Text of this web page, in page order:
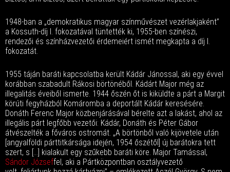
1948-ban a „demokratikus magyar színművészet vezérlakjaként”
a Kossuth-díj I. fokozatával tüntették ki, 1955-ben színészi,
rendezői és színházvezetői érdemeiért ismét megkapta a díj I.
fokozatát.
1955 táján baráti kapcsolatba került Kádár Jánossal, aki egy évvel
korábban szabadult Rákosi börtönéből. Kádárt Major még az
illegalitás éveiből ismerte. 1944 őszén őt is kiküldte a párt a Margit
körúti fegyházból Komáromba a deportált Kádár keresésére.
Donáth Ferenc Major közbenjárásával bérelte azt a lakást, ahol az
illegális párt legfőbb vezetői: Kádár, Donáth és Péter Gábor
átvészelték a főváros ostromát. „A börtönből való kijövetele után
[angyalföldi párttitkársága idején, 1954 őszétől] új barátokra tett
szert, s […] kialakult egy szűkebb baráti köre. Major Tamással,
Sándor Józseffel, aki a Pártközpontban osztályvezető